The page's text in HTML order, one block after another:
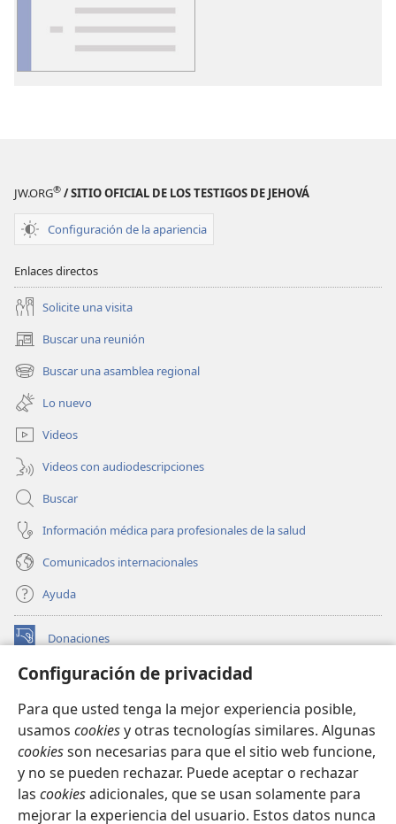
Configuración de privacidad
Para que usted tenga la mejor experiencia posible,
usamos cookiesy otras tecnologías similares. Algunas
cookiesson necesarias para que el sitio web funcione,
y no se pueden rechazar. Puede aceptar o rechazar
las cookiesadicionales, que se usan solamente para
mejorar la experiencia del usuario. Estos datos nunca
JW.ORG® / SITIO OFICIAL DE LOS TESTIGOS DE JEHOVÁ
Configuración de la apariencia
Enlaces directos
Solicite una visita
Buscar una reunión
(abre
una
nueva
ventana)
Buscar una asamblea regional
(abre
una
nueva
ventana)
Lo nuevo
Videos
Videos con audiodescripciones
Buscar
Información médica para profesionales de la salud
Comunicados internacionales
Ayuda
Donaciones
(abre
nueva BIBLIOTECA EN LÍNEA Watchtower™
una
nueva
ventana)
JW Hub
(abre
una
nueva
ventana)
JW Library
Watchtower Library